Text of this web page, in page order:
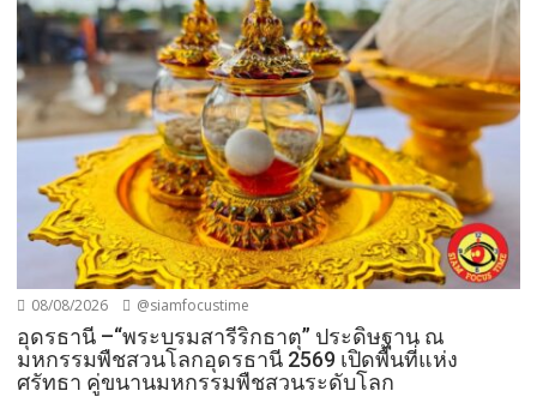
08/08/2026 @siamfocustime
อุดรธานี –“พระบรมสารีริกธาตุ” ประดิษฐาน ณ
มหกรรมพืชสวนโลกอุดรธานี 2569 เปิดพื้นที่แห่ง
ศรัทธา คู่ขนานมหกรรมพืชสวนระดับโลก